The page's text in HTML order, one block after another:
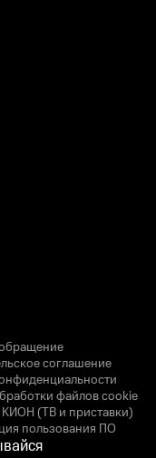
соглашение
файлов cookie
КИОН (ТВ и приставки)
пользования ПО